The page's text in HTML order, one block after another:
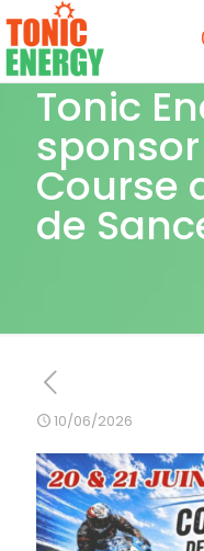
Tonic
Course
de
10/06/2026